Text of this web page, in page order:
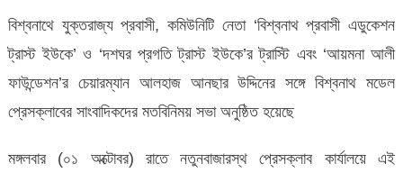
বিশ্বনাথে যুক্তরাজ্য প্রবাসী, কমিউনিটি নেতা ‘বিশ্বনাথ প্রবাসী এডুকেশন
ট্রাস্ট ইউকে’ ও ‘দশঘর প্রগতি ট্রাস্ট ইউকে’র ট্রাস্টি এবং ‘আয়মনা আলী
ফাউন্ডেশন’র চেয়ারম্যান আলহাজ আনছার উদ্দিনের সঙ্গে বিশ্বনাথ মডেল
প্রেসক্লাবের সাংবাদিকদের মতবিনিময় সভা অনুষ্ঠিত হয়েছে
মঙ্গলবার (০১ অক্টোবর) রাতে নতুনবাজারস্থ প্রেসক্লাব কার্যালয়ে এই